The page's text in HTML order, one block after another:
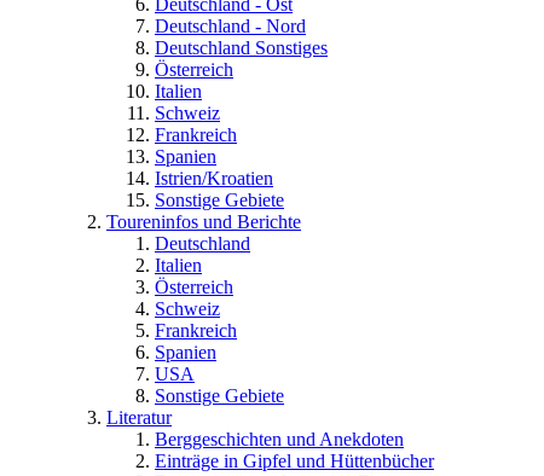
Deutschland - Ost
Deutschland - Nord
Deutschland Sonstiges
Österreich
Italien
Schweiz
Frankreich
Spanien
Istrien/Kroatien
Sonstige Gebiete
Toureninfos und Berichte
Deutschland
Italien
Österreich
Schweiz
Frankreich
Spanien
USA
Sonstige Gebiete
Literatur
Berggeschichten und Anekdoten
Einträge in Gipfel und Hüttenbücher